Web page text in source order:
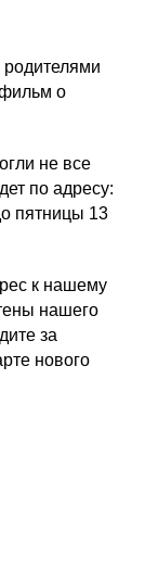
родителями
о
не все
по адресу:
пятницы 13
к нашему
нашего
за
нового